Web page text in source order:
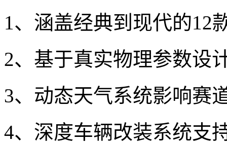
1、涵盖经典到现代的12
2、基于真实物理参数设
3、动态天气系统影响赛
4、深度车辆改装系统支